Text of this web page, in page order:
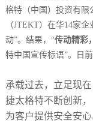
格特（中国）投资有限
（JTEKT）在华14家
动”。结果，“传动精彩
特中国宣传标语”。日
承载过去，立足现在
捷太格特不断创新，
为客户提供安全安